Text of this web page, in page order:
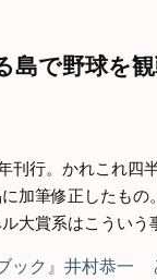
で野球を
刊行。かれこれ四
加筆修正したも
大賞系はこうい